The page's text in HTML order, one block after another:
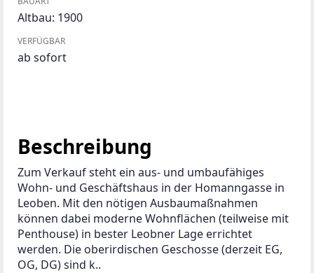
Altbau: 1900
VERFÜGBAR
ab sofort
Beschreibung
Zum Verkauf steht ein aus- und umbaufähiges
Wohn- und Geschäftshaus in der Homanngasse in
Leoben. Mit den nötigen Ausbaumaßnahmen
können dabei moderne Wohnflächen (teilweise mit
Penthouse) in bester Leobner Lage errichtet
werden. Die oberirdischen Geschosse (derzeit EG,
OG, DG) sind k..